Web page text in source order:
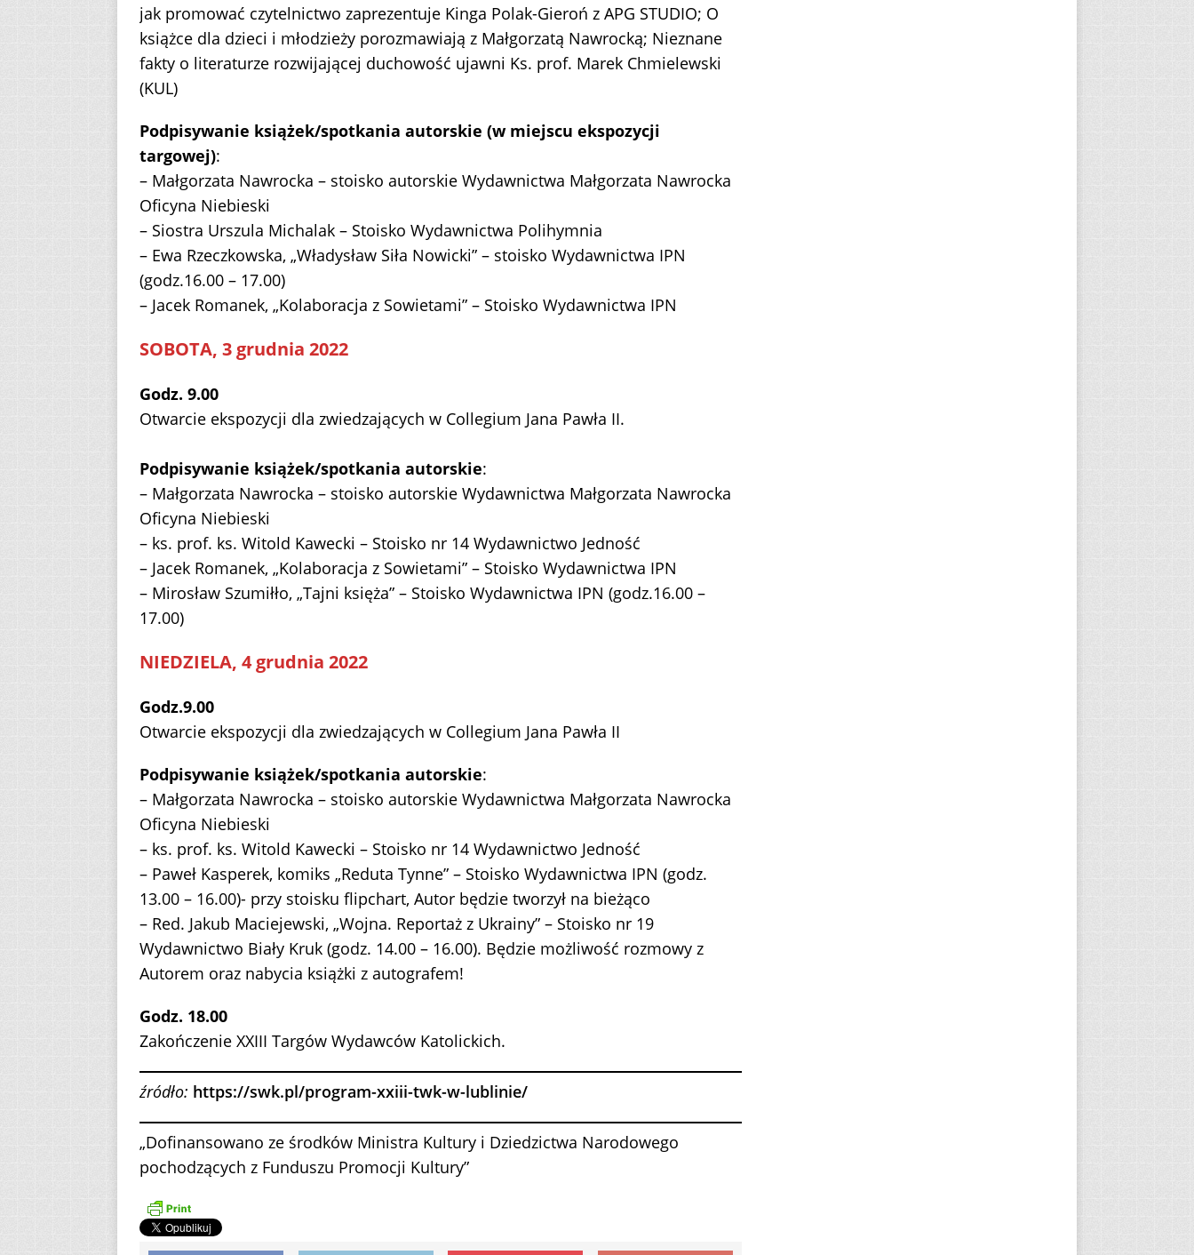
jak promować czytelnictwo zaprezentuje Kinga Polak-Gieroń z APG STUDIO; O
książce dla dzieci i młodzieży porozmawiają z Małgorzatą Nawrocką; Nieznane
fakty o literaturze rozwijającej duchowość ujawni Ks. prof. Marek Chmielewski
(KUL)
Podpisywanie książek/spotkania autorskie (w miejscu ekspozycji
targowej):
– Małgorzata Nawrocka – stoisko autorskie Wydawnictwa Małgorzata Nawrocka
Oficyna Niebieski
– Siostra Urszula Michalak – Stoisko Wydawnictwa Polihymnia
– Ewa Rzeczkowska, „Władysław Siła Nowicki” – stoisko Wydawnictwa IPN
(godz.16.00 – 17.00)
– Jacek Romanek, „Kolaboracja z Sowietami” – Stoisko Wydawnictwa IPN
SOBOTA, 3 grudnia 2022
Godz. 9.00
Otwarcie ekspozycji dla zwiedzających w Collegium Jana Pawła II.
Podpisywanie książek/spotkania autorskie:
– Małgorzata Nawrocka – stoisko autorskie Wydawnictwa Małgorzata Nawrocka
Oficyna Niebieski
– ks. prof. ks. Witold Kawecki – Stoisko nr 14 Wydawnictwo Jedność
– Jacek Romanek, „Kolaboracja z Sowietami” – Stoisko Wydawnictwa IPN
– Mirosław Szumiłło, „Tajni księża” – Stoisko Wydawnictwa IPN (godz.16.00 –
17.00)
NIEDZIELA, 4 grudnia 2022
Godz.9.00
Otwarcie ekspozycji dla zwiedzających w Collegium Jana Pawła II
Podpisywanie książek/spotkania autorskie:
– Małgorzata Nawrocka – stoisko autorskie Wydawnictwa Małgorzata Nawrocka
Oficyna Niebieski
– ks. prof. ks. Witold Kawecki – Stoisko nr 14 Wydawnictwo Jedność
– Paweł Kasperek, komiks „Reduta Tynne” – Stoisko Wydawnictwa IPN (godz.
13.00 – 16.00)- przy stoisku flipchart, Autor będzie tworzył na bieżąco
– Red. Jakub Maciejewski, „Wojna. Reportaż z Ukrainy” – Stoisko nr 19
Wydawnictwo Biały Kruk (godz. 14.00 – 16.00). Będzie możliwość rozmowy z
Autorem oraz nabycia książki z autografem!
Godz. 18.00
Zakończenie XXIII Targów Wydawców Katolickich.
źródło: https://swk.pl/program-xxiii-twk-w-lublinie/
„Dofinansowano ze środków Ministra Kultury i Dziedzictwa Narodowego
pochodzących z Funduszu Promocji Kultury”